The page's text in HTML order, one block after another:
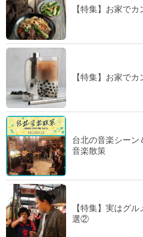
【特集】お家で
【特集】お家で
台北の音楽シーン
音楽散策
【特集】実はグ
選②